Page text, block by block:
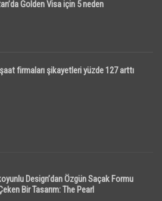
Golden Visa için 5 neden
firmaları şikayetleri yüzde 127 arttı
Design’dan Özgün Saçak Formu
Bir Tasarım: The Pearl